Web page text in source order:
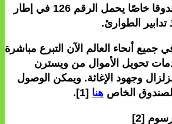
الحكومة المغربية صندوقا خاصًا يحمل الرقم 126 في إطار
تدابير الطوارئ.
أنحاء العالم الآن التبرع مباشرة
تحويل الأموال من ويسترن
وجهود الإغاثة. ويمكن الوصول
الخاص هنا [1].
رسوم [2]